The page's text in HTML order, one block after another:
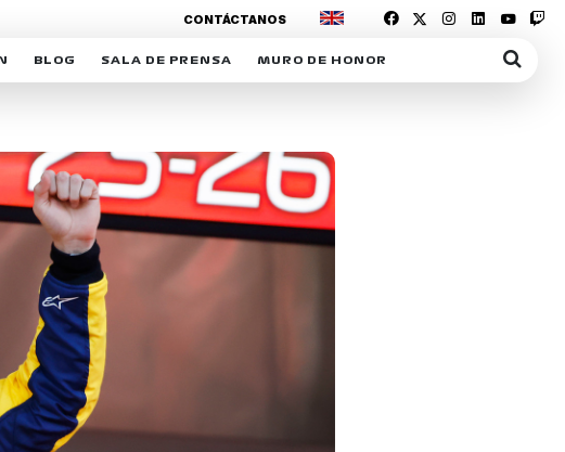
OPCIÓN
JUNTOS
ACADEMY
BLOG
MEXICOGP
INTERACTIVOS
SALA DE PRENSA
ACREDITACIONES
MURO DE HONOR
CONTÁCTANOS